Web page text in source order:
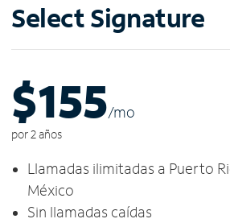
Select Signature
$155/mo
por 2 años
Llamadas ilimitadas a Puerto
México
Sin llamadas caídas